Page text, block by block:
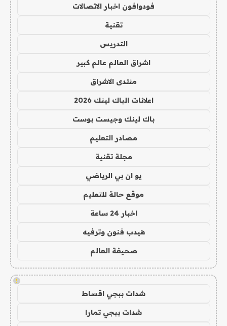
فودوافون اخبار الاتصالات
تقنية
التدريس
اشراق العالم عالم كبير
منتدى الاشراق
اعلانات الباك لينك 2026
باك لينك وجيست بوست
مصادر التعليم
مجلة تقنية
يو ان بي الرياضي
موقع حالة للتعليم
اخبار 24 ساعة
هيدب فنون وترفيه
صحيفة العالم
!
شدات ببجي اقساط
شدات ببجي تمارا